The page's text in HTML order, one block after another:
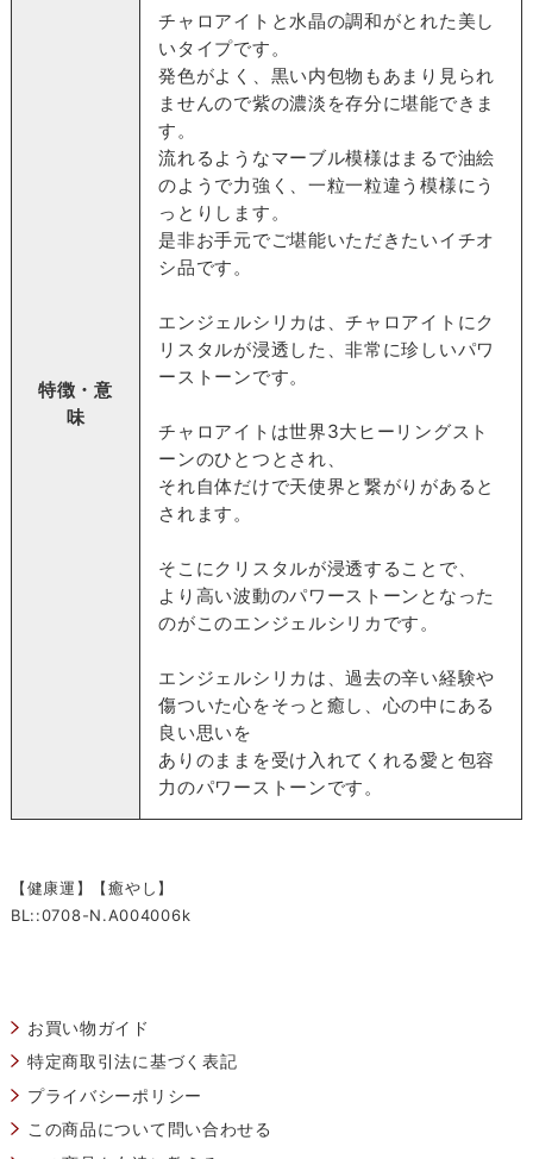
特徴・意
味
チャロアイトと水晶の調和がとれた美し
いタイプです。
発色がよく、黒い内包物もあまり見られ
ませんので紫の濃淡を存分に堪能できま
す。
流れるようなマーブル模様はまるで油絵
のようで力強く、一粒一粒違う模様にう
っとりします。
是非お手元でご堪能いただきたいイチオ
シ品です。
エンジェルシリカは、チャロアイトにク
リスタルが浸透した、非常に珍しいパワ
ーストーンです。
チャロアイトは世界3大ヒーリングスト
ーンのひとつとされ、
それ自体だけで天使界と繋がりがあると
されます。
そこにクリスタルが浸透することで、
より高い波動のパワーストーンとなった
のがこのエンジェルシリカです。
エンジェルシリカは、過去の辛い経験や
傷ついた心をそっと癒し、心の中にある
良い思いを
ありのままを受け入れてくれる愛と包容
力のパワーストーンです。
【健康運】【癒やし】
BL::0708-N.A004006k
お買い物ガイド
特定商取引法に基づく表記
プライバシーポリシー
この商品について問い合わせる